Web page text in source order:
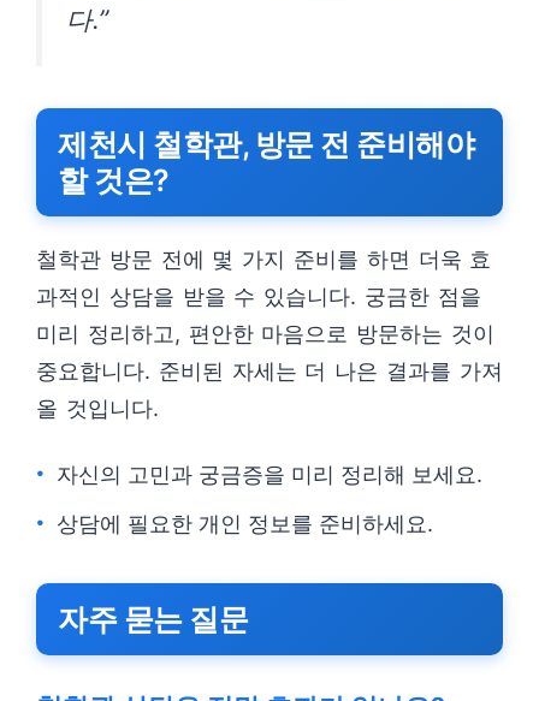
다.”
제천시 철학관, 방문 전 준비해야
할 것은?
철학관 방문 전에 몇 가지 준비를 하면 더욱 효
과적인 상담을 받을 수 있습니다. 궁금한 점을
미리 정리하고, 편안한 마음으로 방문하는 것이
중요합니다. 준비된 자세는 더 나은 결과를 가져
올 것입니다.
자신의 고민과 궁금증을 미리 정리해 보세요.
상담에 필요한 개인 정보를 준비하세요.
자주 묻는 질문